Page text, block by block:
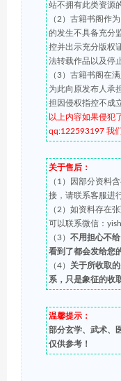
站不拥有此类资源
（2）古籍书阁作
的发生不具备充分
控并出示充分版权
法转载作品以及停
（3）古籍书阁在
为此向原发布人承
担因侵权指控不成
以上内容如果侵犯
qq:122593197 我
关于售后：
（1）因部分资料
接，请联系客服进
（2）如资料存在
可以联系微信：
（3） 不用担心不
看到了都会发给您
（4） 关于所收取
系，只是象征的收
温馨提示：
部分玄学、武术、
仅供参考！